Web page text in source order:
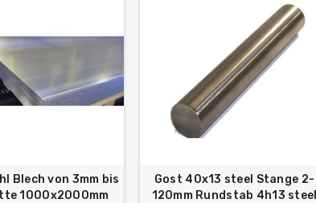
Blech von 3mm bis
1000x2000mm
Gost 40x13 steel Stange 2-
120mm Rundstab 4h13 steel